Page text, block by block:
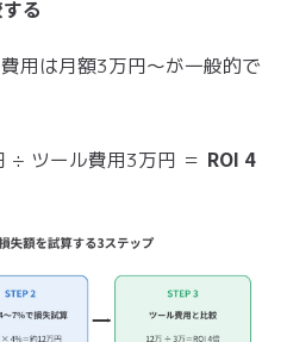
る
用は月額3万円〜が一般的で
÷ ツール費用3万円 ＝ ROI 4